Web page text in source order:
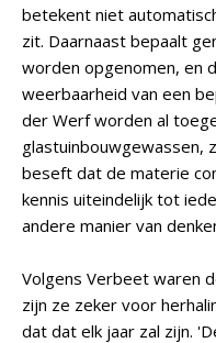
betekent niet
zit. Daarnaast bepaalt
worden opgenomen, en
weerbaarheid van een
der Werf worden al
glastuinbouwgewassen,
beseft dat de materie
kennis uiteindelijk tot
andere manier van
Volgens Verbeet waren
zijn ze zeker voor
dat dat elk jaar zal zijn.